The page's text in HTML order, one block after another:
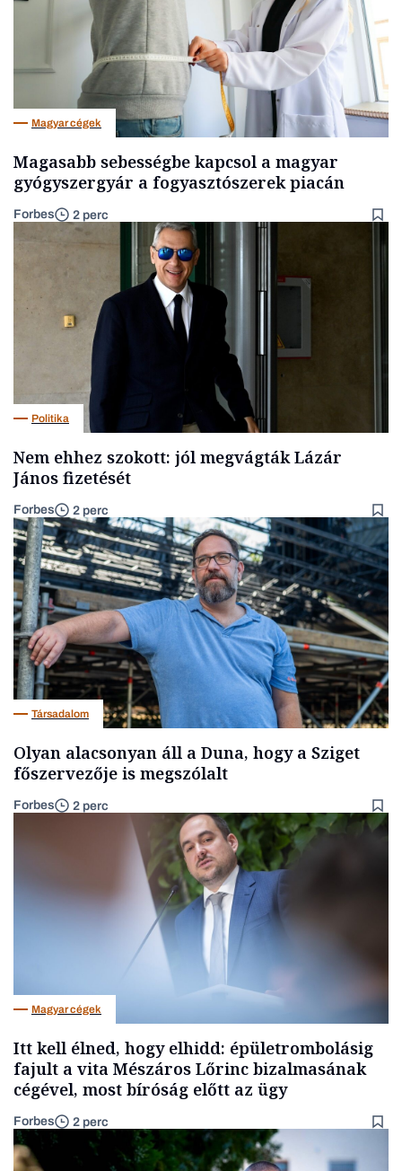
Magyar cégek
Magasabb sebességbe kapcsol a magyar
gyógyszergyár a fogyasztószerek piacán
Forbes 2 perc
Politika
Nem ehhez szokott: jól megvágták Lázár
János fizetését
Forbes 2 perc
Társadalom
Olyan alacsonyan áll a Duna, hogy a Sziget
főszervezője is megszólalt
Forbes 2 perc
Magyar cégek
Itt kell élned, hogy elhidd: épületrombolásig
fajult a vita Mészáros Lőrinc bizalmasának
cégével, most bíróság előtt az ügy
Forbes 2 perc